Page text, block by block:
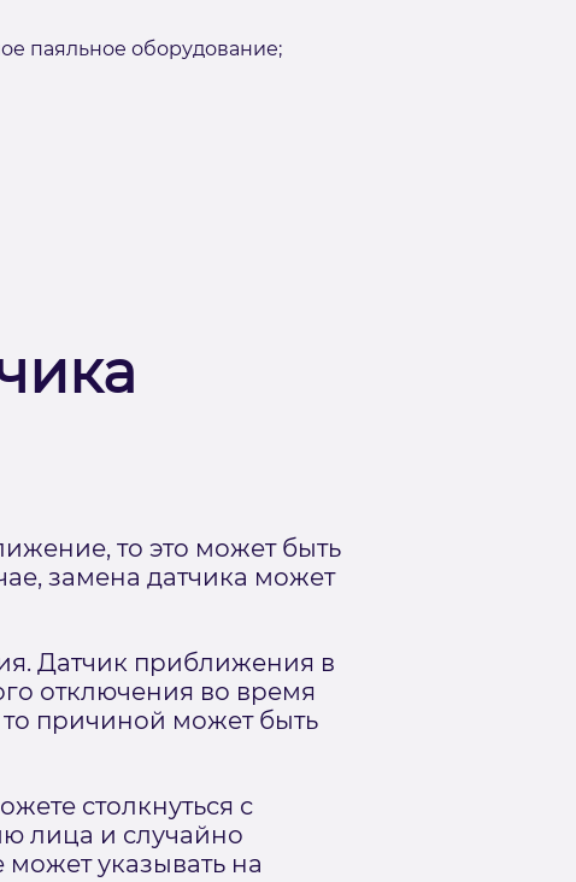
паяльное оборудование;
то это может быть
замена датчика может
Датчик приближения в
отключения во время
то причиной может быть
столкнуться с
лица и случайно
указывать на